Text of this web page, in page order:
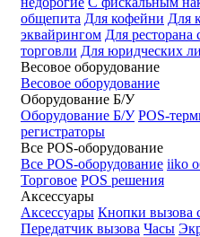
общепита Для кофейни Для
эквайрингом Для
торговли Для юридческих
Весовое оборудование
Весовое оборудование
Оборудование Б/У
Оборудование Б/У POS-
регистраторы
Все POS-оборудование
Все POS-оборудование iiko
Торговое POS решения
Аксессуары
Аксессуары Кнопки вызова
Передатчик вызова Часы